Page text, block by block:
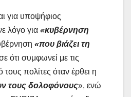
για υποψήφιος
λόγο για «κυβέρνηση
«που βιάζει τη
ότι συμφωνεί με τις
πολίτες όταν έρθει η
τους δολοφόνους», ενώ